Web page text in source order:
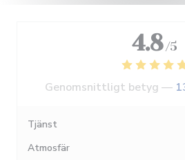
4.8 /5
Genomsnittligt betyg —
Tjänst
Atmosfär